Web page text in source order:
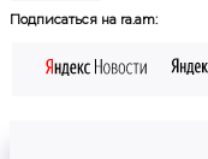
Подписаться на ra.am: